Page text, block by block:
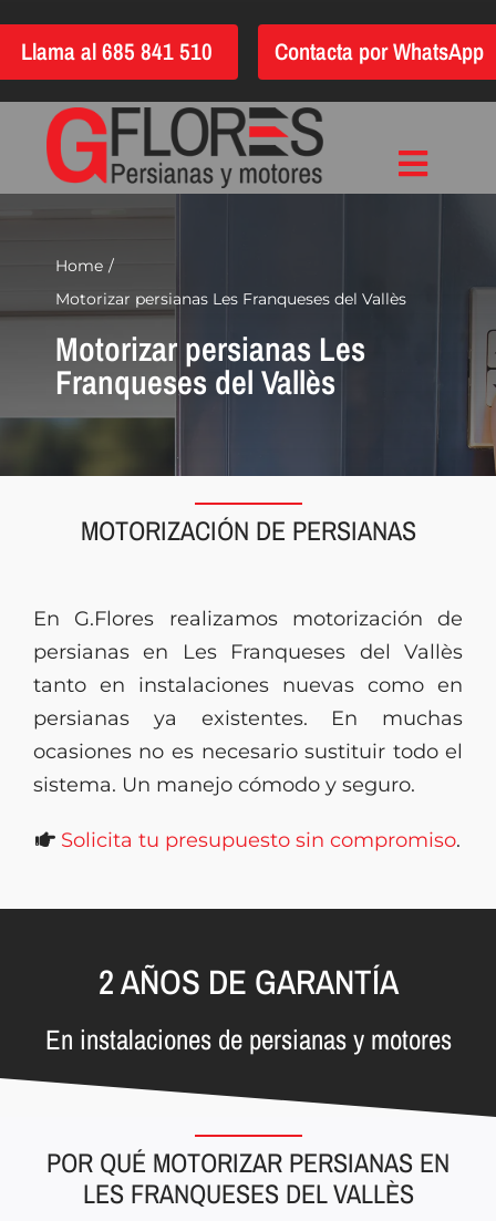
contenido
Llama al 685 841 510 Contacta por WhatsApp
Toggle
Inicio
Instalación
Reparación
Motorización
Automatización
Presupuesto
Home
Motorizar persianas Les Franqueses del Vallès
Motorizar persianas Les
Franqueses del Vallès
MOTORIZACIÓN DE PERSIANAS
En G.Flores realizamos motorización de
persianas en Les Franqueses del Vallès
tanto en instalaciones nuevas como en
persianas ya existentes. En muchas
ocasiones no es necesario sustituir todo el
sistema. Un manejo cómodo y seguro.
Solicita tu presupuesto sin compromiso.
2 AÑOS DE GARANTÍA
En instalaciones de persianas y motores
POR QUÉ MOTORIZAR PERSIANAS EN
LES FRANQUESES DEL VALLÈS